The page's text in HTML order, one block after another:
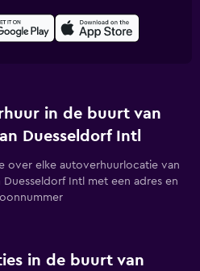
in de buurt van
Duesseldorf Intl
over elke autoverhuurlocatie van
Intl met een adres en
in de buurt van